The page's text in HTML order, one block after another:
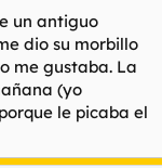
un antiguo
dio su morbillo
me gustaba. La
(yo
le picaba el